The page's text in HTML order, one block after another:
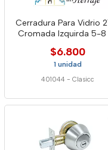
Cerradura Para Vidrio
Cromada Izquirda 5-8
$6.800
1 unidad
401044 - Clasicc